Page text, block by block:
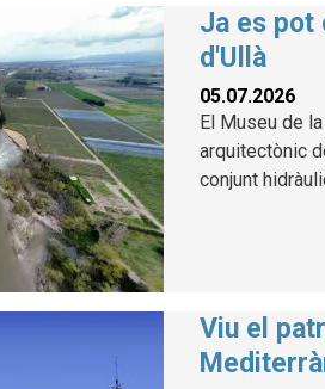
Ja es pot
d'Ullà
05.07.2026
El Museu de
arquitectònic
conjunt
Viu el